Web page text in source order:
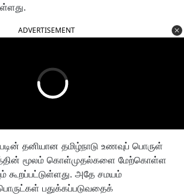
ADVERTISEMENT
தனியான தமிழ்நாடு உணவுப் பொருள்
மூலம் கொள்முதல்களை மேற்கொள்ள
கூறப்பட்டுள்ளது. அதே சமயம்
பதுக்கப்படுவதைக்